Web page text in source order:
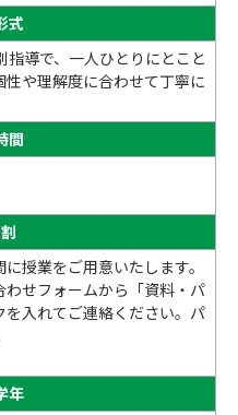
式
指導で、一人ひとりにとこと
や理解度に合わせて丁寧に
間
授業をご用意いたします。
せフォームから「資料・パ
入れてご連絡ください。パ
年